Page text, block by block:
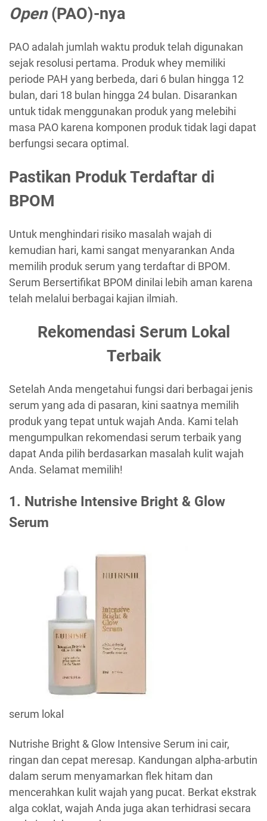
Open(PAO)-nya
PAO adalah jumlah waktu produk telah digunakan
sejak resolusi pertama. Produk whey memiliki
periode PAH yang berbeda, dari 6 bulan hingga 12
bulan, dari 18 bulan hingga 24 bulan. Disarankan
untuk tidak menggunakan produk yang melebihi
masa PAO karena komponen produk tidak lagi dapat
berfungsi secara optimal.
Pastikan Produk Terdaftar di
BPOM
Untuk menghindari risiko masalah wajah di
kemudian hari, kami sangat menyarankan Anda
memilih produk serum yang terdaftar di BPOM.
Serum Bersertifikat BPOM dinilai lebih aman karena
telah melalui berbagai kajian ilmiah.
Rekomendasi Serum Lokal
Terbaik
Setelah Anda mengetahui fungsi dari berbagai jenis
serum yang ada di pasaran, kini saatnya memilih
produk yang tepat untuk wajah Anda. Kami telah
mengumpulkan rekomendasi serum terbaik yang
dapat Anda pilih berdasarkan masalah kulit wajah
Anda. Selamat memilih!
1. Nutrishe Intensive Bright & Glow
Serum
serum lokal
Nutrishe Bright & Glow Intensive Serum ini cair,
ringan dan cepat meresap. Kandungan alpha-arbutin
dalam serum menyamarkan flek hitam dan
mencerahkan kulit wajah yang pucat. Berkat ekstrak
alga coklat, wajah Anda juga akan terhidrasi secara